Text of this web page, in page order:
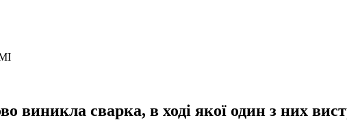
виникла сварка, в ході якої один з них